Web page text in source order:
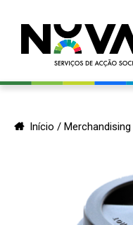
Início /Merchandising